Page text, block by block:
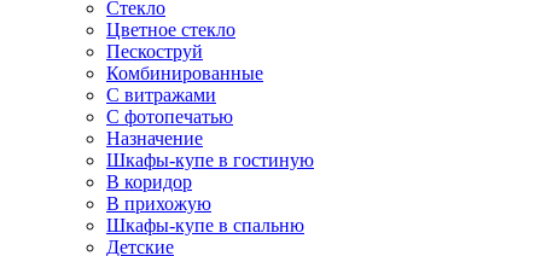
Стекло
Цветное стекло
Пескоструй
Комбинированные
С витражами
С фотопечатью
Назначение
Шкафы-купе в гостиную
В коридор
В прихожую
Шкафы-купе в спальню
Детские